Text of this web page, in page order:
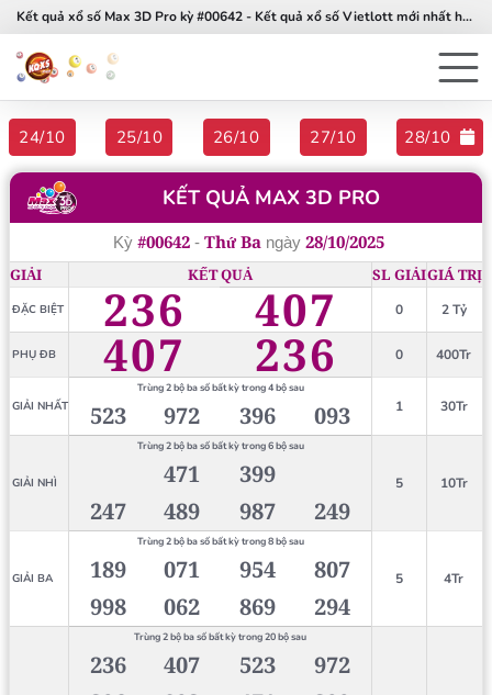
Kết quả xổ số Max 3D Pro kỳ #00642 - Kết quả xổ số Vietlott mới nhất hôm nay
24/10 25/10 26/10 27/10 28/10
KẾT QUẢ MAX 3D PRO
Kỳ #00642- Thứ Ba ngày 28/10/2025
GIẢI KẾT QUẢ SL GIẢIGIÁ TRỊ
ĐẶC BIỆT 236 407 0 2 Tỷ
PHỤ ĐB 407 236 0 400Tr
GIẢI NHẤT
Trùng 2 bộ ba số bất kỳ trong 4 bộ sau
1 30Tr
523 972 396 093
GIẢI NHÌ
Trùng 2 bộ ba số bất kỳ trong 6 bộ sau
5 10Tr
471
399
247
489 987 249
GIẢI BA
Trùng 2 bộ ba số bất kỳ trong 8 bộ sau
5 4Tr
189 071 954
807
998
062 869 294
Trùng 2 bộ ba số bất kỳ trong 20 bộ sau
236 407 523
972